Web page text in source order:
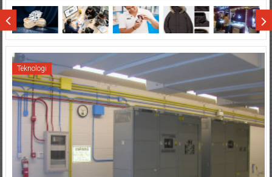
Wisata
Sumatera
Teknologi